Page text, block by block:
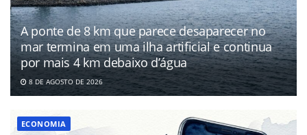
A ponte de 8 km que parece desaparecer no
mar termina em uma ilha artificial e continua
por mais 4 km debaixo d’água
8 DE AGOSTO DE 2026
ECONOMIA